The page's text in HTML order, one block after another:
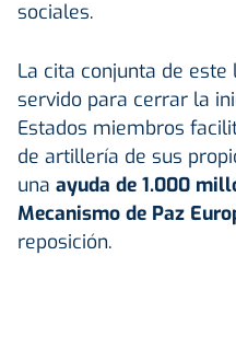
sociales.
La cita conjunta de
servido para cerrar la
Estados miembros
de artillería de sus
una ayuda de 1.000
Mecanismo de Paz
reposición.